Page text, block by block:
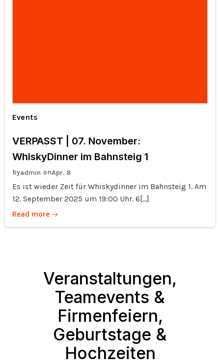
Events
VERPASST | 07. November:
WhiskyDinner im Bahnsteig 1
byadmin onApr. 8
Es ist wieder Zeit für Whiskydinner im Bahnsteig 1. Am
12. September 2025 um 19:00 Uhr. 6[…]
Read more
Veranstaltungen,
Teamevents &
Firmenfeiern,
Geburtstage &
Hochzeiten